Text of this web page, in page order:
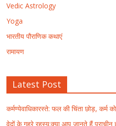
Vedic Astrology
Yoga
भारतीय पौराणिक कथाएं
रामायण
Latest Post
कर्मण्येवाधिकारस्ते: फल की चिंता छोड़, कर्म
वेदों के गहरे रहस्य:क्या आप जानते हैं प्राचीन